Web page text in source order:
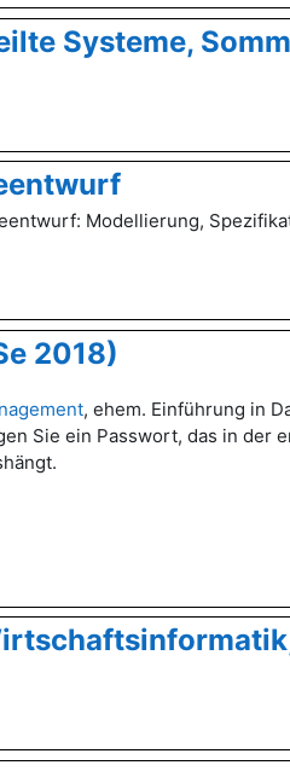
Systeme,
Modellierung,
2018)
, ehem. Einführung in
Sie ein Passwort, das in der